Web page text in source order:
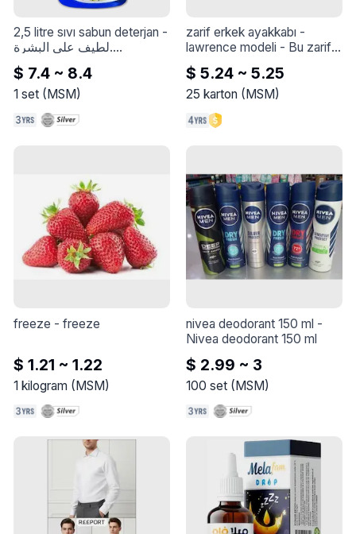
2,5 litre sıvı sabun deterjan
لطيف على البشرة.
يساعد في توفير التغذية
اللازمة لليدين خلال تنظيفها.
يترك اليدين بملمس ناعم
يوفر العناية اللازمة لليدين.
$ 7.4 ~ 8.4
1 set(MSM)
zarif erkek ayakkabı -
lawrence modeli - Bu zarif
ayakkabıyla tarzınızı
yükseltin - Lawrence modeli
$ 5.24 ~ 5.25
25 karton (MSM)
freeze - freeze
$ 1.21 ~ 1.22
1 kilogram (MSM)
nivea deodorant 150 ml
Nivea deodorant 150 ml
$ 2.99 ~ 3
100 set (MSM)